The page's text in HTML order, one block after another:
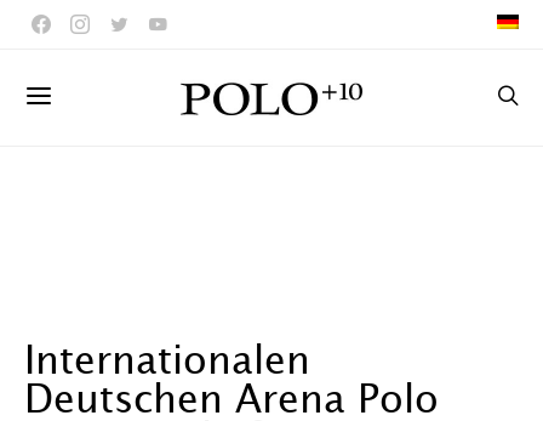
Internationalen
Deutschen Arena Polo